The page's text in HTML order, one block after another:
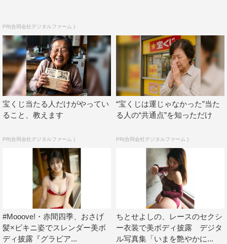
PR(合同会社デジタルファーム )
宝くじ当たる人だけがやってい
ること、教えます
PR(合同会社デジタルファーム )
“宝くじは運じゃなかった”当た
る人の“共通点”を知っただけ
PR(合同会社デジタルファーム )
#Mooove!・赤間四季、おさげ
髪×ビキニ姿でスレンダー美ボ
ディ披露『グラビア...
ちとせよしの、レースのセクシ
ー衣装で美ボディ披露 デジタ
ル写真集「いまを艶やかに...